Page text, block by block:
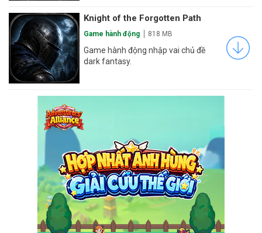
Knight of the Forgotten Path
Game hành động 818 MB
Game hành động nhập vai chủ đề
dark fantasy.